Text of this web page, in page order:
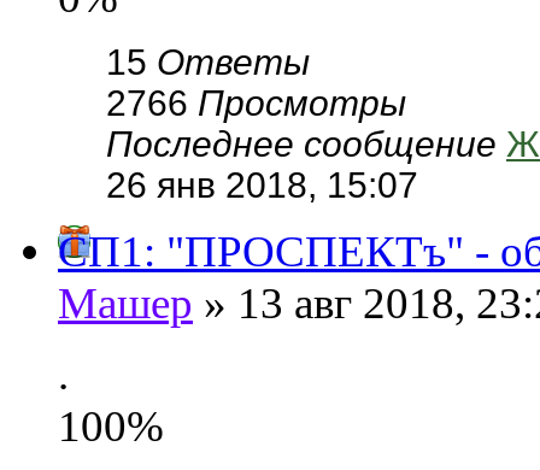
15 Ответы
2766 Просмотры
Последнее сообщение
26 янв 2018, 15:07
СП1: "ПРОСПЕКТъ" -
Машер » 13 авг 2018,
.
100%